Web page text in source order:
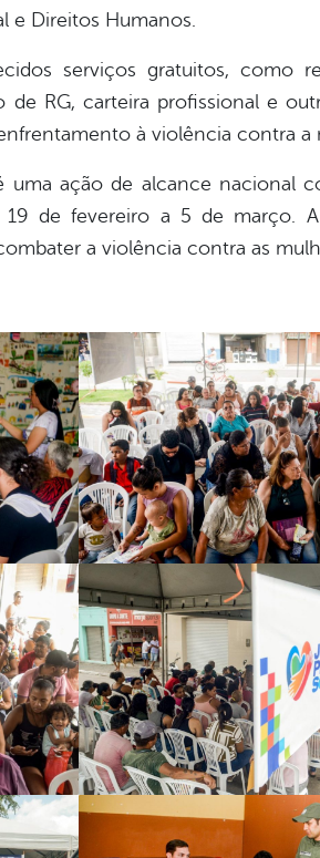
e Direitos Humanos.
serviços gratuitos, como
de RG, carteira profissional e
à violência contra a
ação de alcance nacional
de fevereiro a 5 de março.
a violência contra as